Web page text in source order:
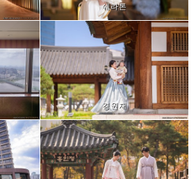
쉐라톤
경원재